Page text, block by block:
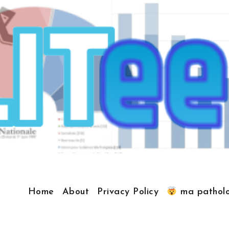
Home About Privacy Policy ma